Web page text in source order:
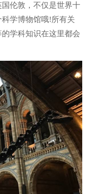
伦敦，不仅是世界十
学博物馆哦!所有关
学科知识在这里都会